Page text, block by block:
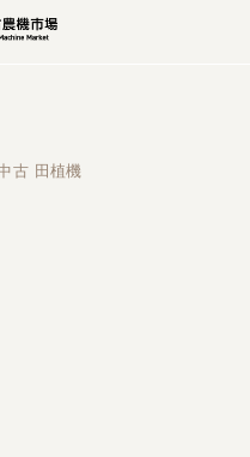
た、有難うございまし
た。
りました。 状態は問題な
そうです。 ありがとうご
古 田植機